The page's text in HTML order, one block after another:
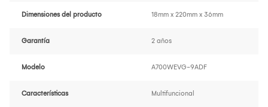
Dimensiones del producto 18mm x 220mm x 36mm
Garantía 2 años
Modelo A700WEVG-9ADF
Características Multifuncional